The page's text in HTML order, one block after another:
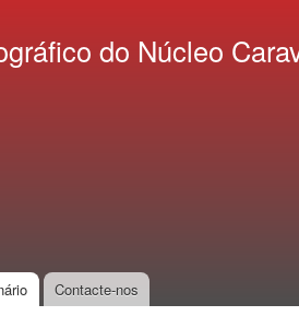
do Núcleo
Contacte-nos